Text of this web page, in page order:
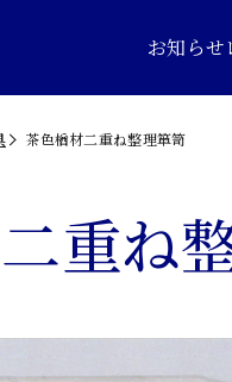
お知らせ
茶色楢材二重ね整理箪笥
重ね